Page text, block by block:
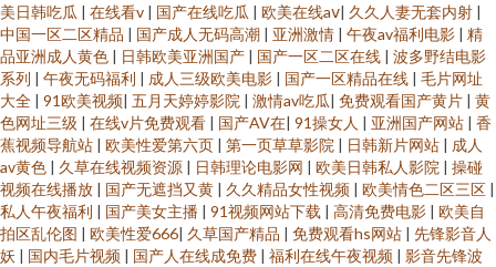
美日韩吃瓜 | 在线看v | 国产在线吃瓜 | 欧美在线aⅴ| 久久人妻无套内射 |
中国一区二区精品 | 国产成人无码高潮 | 亚洲激情 | 午夜av福利电影 | 精
品亚洲成人黄色 | 日韩欧美亚洲国产 | 国产一区二区在线 | 波多野结电影
系列 | 午夜无码福利 | 成人三级欧美电影 | 国产一区精品在线 | 毛片网址
大全 | 91欧美视频| 五月天婷婷影院 | 激情av吃瓜| 免费观看国产黄片 | 黄
色网址三级 | 在线v片免费观看 | 国产AV在| 91操女人 | 亚洲国产网站 | 香
蕉视频导航站 | 欧美性爱第六页 | 第一页草草影院 | 日韩新片网站 | 成人
av黄色 | 久草在线视频资源 | 日韩理论电影网 | 欧美日韩私人影院 | 操碰
视频在线播放 | 国产无遮挡又黄 | 久久精品女性视频 | 欧美情色二区三区 |
私人午夜福利 | 国产美女主播 | 91视频网站下载 | 高清免费电影 | 欧美自
拍区乱伦图 | 欧美性爱666| 久草国产精品 | 免费观看hs网站 | 先锋影音人
妖 | 国内毛片视频 | 国产人在线成免费 | 福利在线午夜视频 | 影音先锋波